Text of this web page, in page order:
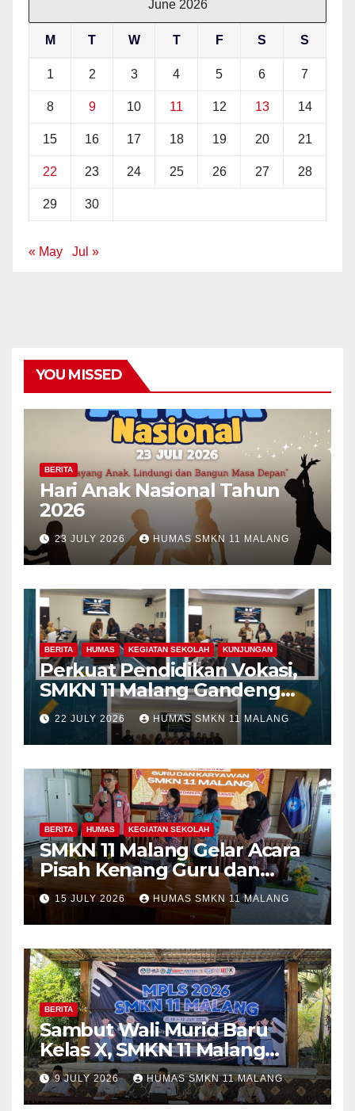
June 2026
M T W T F S S
1 2 3 4 5 6 7
8 9 10 11 12 13 14
15 16 17 18 19 20 21
22 23 24 25 26 27 28
29 30
« May Jul »
YOU MISSED
BERITA
Hari Anak Nasional Tahun
2026
23 JULY 2026 HUMAS SMKN 11 MALANG
BERITA HUMAS KEGIATAN SEKOLAH KUNJUNGAN
Perkuat Pendidikan Vokasi,
SMKN 11 Malang Gandeng
Fakultas Teknik Universitas
Merdeka Malang dalam
Program Kolaboratif
22 JULY 2026 HUMAS SMKN 11 MALANG
BERITA HUMAS KEGIATAN SEKOLAH
SMKN 11 Malang Gelar Acara
Pisah Kenang Guru dan
Tenaga Kependidikan yang
Purna Tugas dan Mutasi
Tugas
15 JULY 2026 HUMAS SMKN 11 MALANG
BERITA
Sambut Wali Murid Baru
Kelas X, SMKN 11 Malang
Sosialisasikan Komitmen
“MPLS Ramah”
9 JULY 2026 HUMAS SMKN 11 MALANG